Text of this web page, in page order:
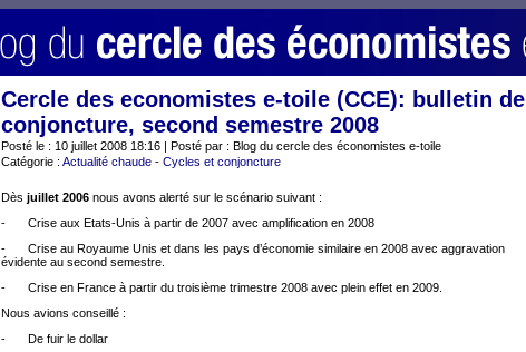
Cercle des economistes e-toile (CCE): bulletin de
conjoncture, second semestre 2008
Posté le : 10 juillet 2008 18:16 | Posté par : Blog du cercle des économistes e-toile
Catégorie : Actualité chaude - Cycles et conjoncture
Dès juillet 2006 nous avons alerté sur le scénario suivant :
-
Crise aux Etats-Unis à partir de 2007 avec amplification en 2008
-
Crise au Royaume Unis et dans les pays d’économie similaire en 2008 avec aggravation
évidente au second semestre.
-
Crise en France à partir du troisième trimestre 2008 avec plein effet en 2009.
Nous avions conseillé :
-
De fuir le dollar